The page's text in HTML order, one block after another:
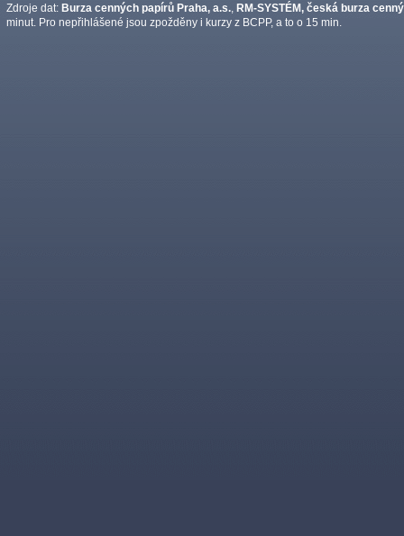
Zdroje dat: Burza cenných papírů Praha, a.s. RM-SYSTÉM, česká burza
minut. Pro nepřihlášené jsou zpožděny i kurzy z BCPP, a to o 15 min.